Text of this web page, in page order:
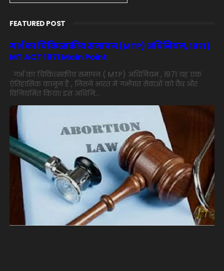
FEATURED POST
गर्भ का चिकित्सकीय समापन (MTP) अधिनियम, 1971 |
MT ACT 1971 Main Point
गर्भ का चिकित्सकीय समापन ( MTP) अधिनियम , 1971 यह एक
ऐतिहासिक कानून है , जिसने भारत में गर्भपात सेवाओं को वैध और
विनियमित किया। इस अधिनि...